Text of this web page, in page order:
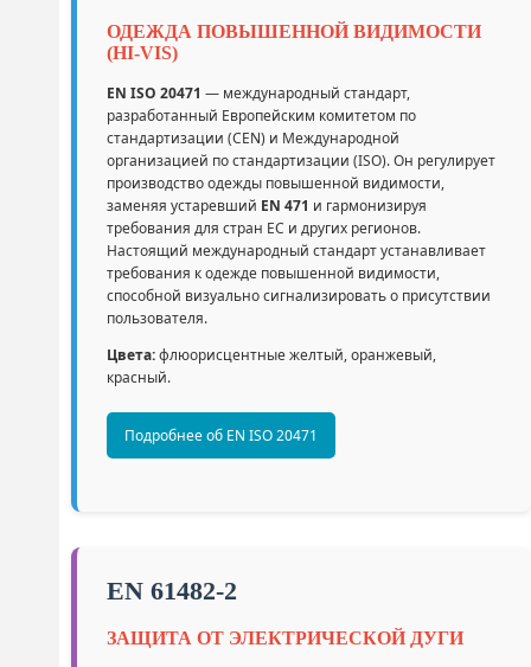
ОДЕЖДА ПОВЫШЕННОЙ ВИДИМОСТИ
(HI-VIS)
EN ISO 20471 — международный стандарт,
разработанный Европейским комитетом по
стандартизации (CEN) и Международной
организацией по стандартизации (ISO). Он регулирует
производство одежды повышенной видимости,
заменяя устаревший EN 471 и гармонизируя
требования для стран ЕС и других регионов.
Настоящий международный стандарт устанавливает
требования к одежде повышенной видимости,
способной визуально сигнализировать о присутствии
пользователя.
Цвета:флюорисцентные желтый, оранжевый,
красный.
Подробнее об EN ISO 20471
EN 61482-2
ЗАЩИТА ОТ ЭЛЕКТРИЧЕСКОЙ ДУГИ